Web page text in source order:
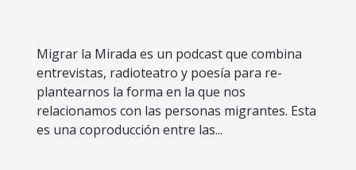
Migrar la Mirada es un podcast que combina
entrevistas, radioteatro y poesía para re-
plantearnos la forma en la que nos
relacionamos con las personas migrantes. Esta
es una coproducción entre las...